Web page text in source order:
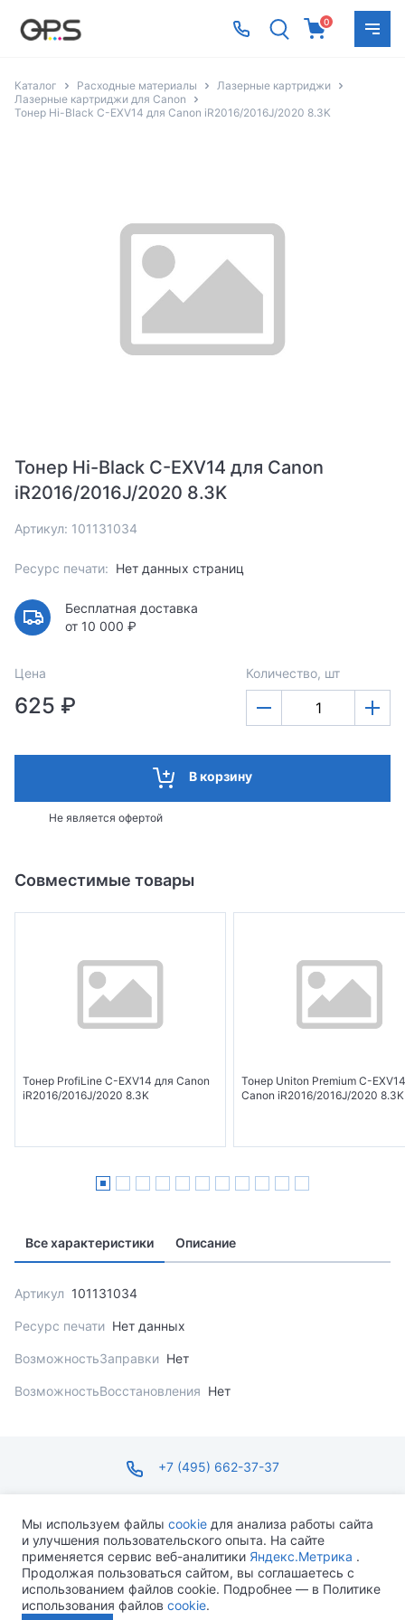
0
Каталог Расходные материалы
Лазерные картриджи
Лазерные картриджи для Canon
Тонер Hi-Black C-EXV14 для Canon iR2016/2016J/2020 8.3K
Тонер Hi-Black C-EXV14 для Canon
iR2016/2016J/2020 8.3K
Артикул: 101131034
Ресурс печати: Нет данных страниц
Бесплатная доставка
от 10 000 ₽
Цена
625 ₽
Количество, шт
В корзину
Не является офертой
Совместимые товары
Тонер ProfiLine C-EXV14 для Canon
iR2016/2016J/2020 8.3K
Тонер Uniton Premium C-
Canon iR2016/2016J/2020 8.3K
Все характеристики Описание
Артикул 101131034
Ресурс печати Нет данных
ВозможностьЗаправки Нет
ВозможностьВосстановления Нет
+7 (495) 662-37-37
ПН-ПТ С 09:00 ДО 18:00 СБ-ВС ВЫХОДНОЙ
Мы используем файлы cookie для анализа работы сайта
и улучшения пользовательского опыта. На сайте
применяется сервис веб-аналитики Яндекс.Метрика .
Продолжая пользоваться сайтом, вы соглашаетесь с
использованием файлов cookie. Подробнее — в Политике
использования файлов cookie.